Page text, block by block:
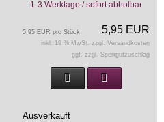
1-3 Werktage / sofort abholbar
5,95 EUR
5,95 EUR pro Stück
inkl. 19 % MwSt. zzgl. Versandkosten
ggf. zzgl. Sperrgutzuschlag
Ausverkauft